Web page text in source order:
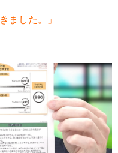
ました。」